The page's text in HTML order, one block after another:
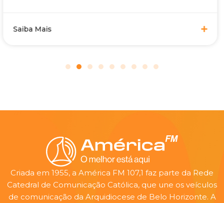
Saiba Mais
Criada em 1955, a América FM 107,1 faz parte da Rede
Catedral de Comunicação Católica, que une os veículos
de comunicação da Arquidiocese de Belo Horizonte. A